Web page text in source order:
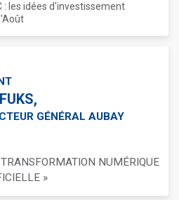
: les idées d'investissement
GÉNÉRAL AUBAY
NUMÉRIQUE
»